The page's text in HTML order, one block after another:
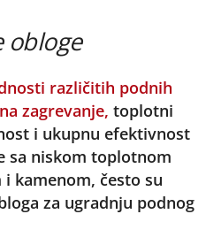
obloge
različitih podnih
zagrevanje, toplotni
i ukupnu efektivnost
sa niskom toplotnom
kamenom, često su
za ugradnju podnog